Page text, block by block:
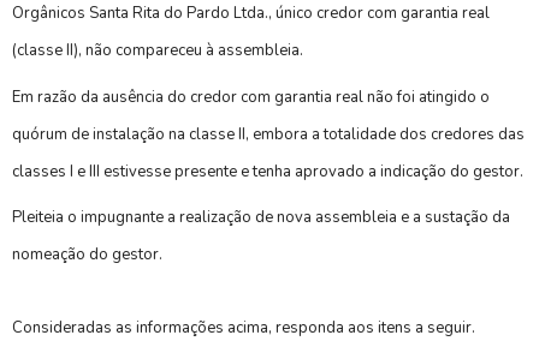
Orgânicos Santa Rita do Pardo Ltda., único credor com garantia real
(classe II), não compareceu à assembleia.
Em razão da ausência do credor com garantia real não foi atingido o
quórum de instalação na classe II, embora a totalidade dos credores das
classes I e III estivesse presente e tenha aprovado a indicação do gestor.
Pleiteia o impugnante a realização de nova assembleia e a sustação da
nomeação do gestor.
Consideradas as informações acima, responda aos itens a seguir.